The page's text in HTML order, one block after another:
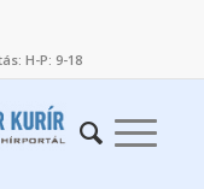
H-P: 9-18